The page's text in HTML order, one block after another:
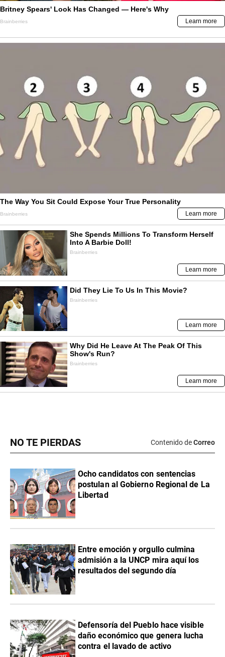
NO TE PIERDAS Contenido deCorreo
Ocho candidatos con sentencias
postulan al Gobierno Regional de La
Libertad
Entre emoción y orgullo culmina
admisión a la UNCP mira aquí los
resultados del segundo día
Defensoría del Pueblo hace visible
daño económico que genera lucha
contra el lavado de activo